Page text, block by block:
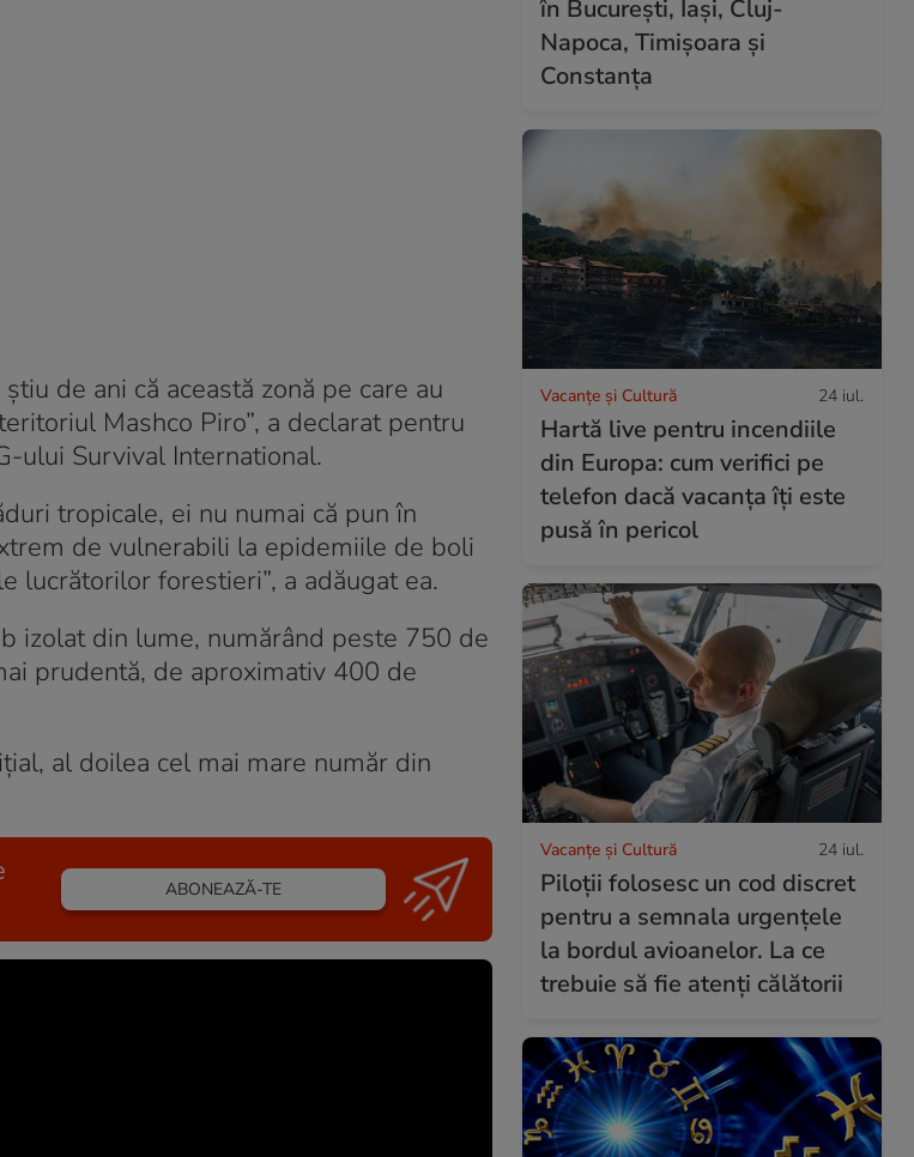
de ani că această zonă pe care au
Mashco Piro”, a declarat pentru
ului Survival International.
tropicale, ei nu numai că pun în
de vulnerabili la epidemiile de boli
lucrătorilor forestieri”, a adăugat ea.
izolat din lume, numărând peste 750 de
prudentă, de aproximativ 400 de
al doilea cel mai mare număr din
ABONEAZĂ-TE
în București, Iași, Cluj-
Napoca, Timișoara și
Constanța
Vacanțe și Cultură 24 iul.
Hartă live pentru incendiile
din Europa: cum verifici pe
telefon dacă vacanța îți este
pusă în pericol
Vacanțe și Cultură 24 iul.
Piloții folosesc un cod discret
pentru a semnala urgențele
la bordul avioanelor. La ce
trebuie să fie atenți călătorii